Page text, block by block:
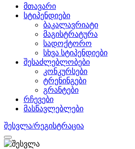
მთავარი
სტიპენდიები
ბაკალავრიატი
მაგისტრატურა
სადოქტორო
სხვა სტიპენდიები
შესაძლებლობები
კონკურსები
ტრენინგები
გრანტები
რჩევები
მასწავლებლები
შესვლა/რეგისტრაცია